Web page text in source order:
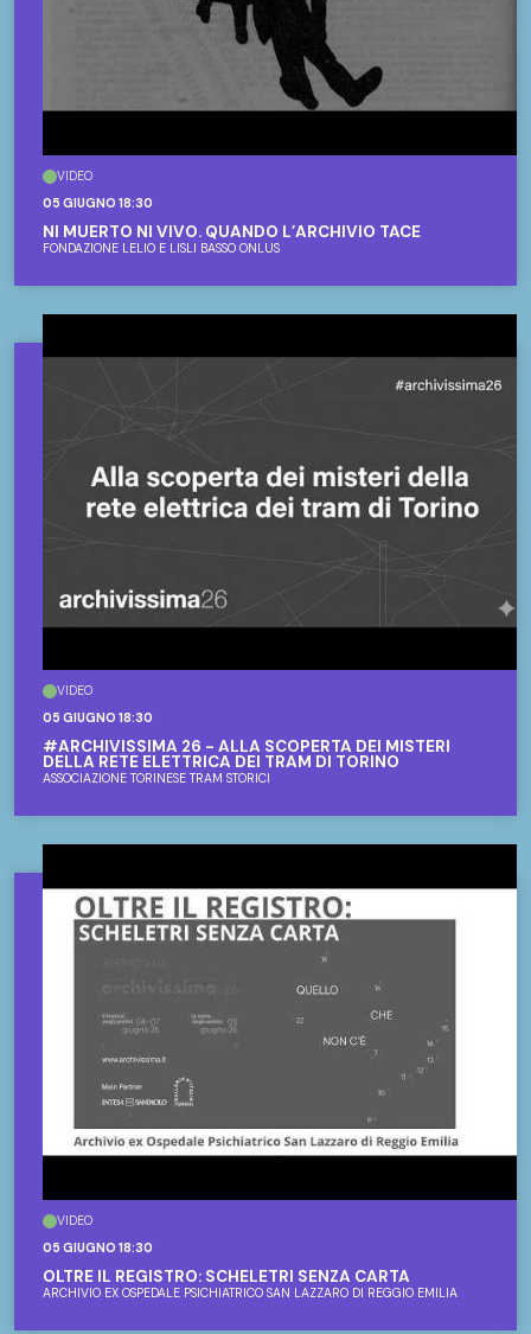
VIDEO
05 GIUGNO 18:30
NI MUERTO NI VIVO. QUANDO L’ARCHIVIO TACE
FONDAZIONE LELIO E LISLI BASSO ONLUS
VIDEO
05 GIUGNO 18:30
#ARCHIVISSIMA 26 - ALLA SCOPERTA DEI MISTERI
DELLA RETE ELETTRICA DEI TRAM DI TORINO
ASSOCIAZIONE TORINESE TRAM STORICI
VIDEO
05 GIUGNO 18:30
OLTRE IL REGISTRO: SCHELETRI SENZA CARTA
ARCHIVIO EX OSPEDALE PSICHIATRICO SAN LAZZARO DI REGGIO EMILIA